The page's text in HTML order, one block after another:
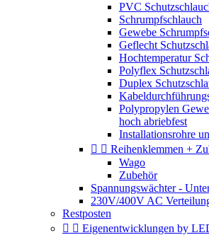
PVC
Schrumpfschlauch
Gewebe
Geflecht
Hochtemperatur
Polyflex
Duplex
Polypropylen
hoch abriebfest
Installationsrohre
  Reihenklemmen +
Wago
Zubehör
Spannungswächter -
230V/400V AC
Restposten
  Eigenentwicklungen by